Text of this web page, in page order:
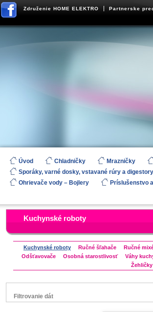
Združenie HOME ELEKTRO Partnerske
Úvod Chladničky Mrazničky
Sporáky, varné dosky, vstavané rúry a digestory
Ohrievače vody – Bojlery
Príslušenstvo
Kuchynské roboty
Kuchynské roboty Ručné šľahače Ručné
Odšťavovače
Osobná starostlivosť Váhy
Žehličky
Filtrovanie dát